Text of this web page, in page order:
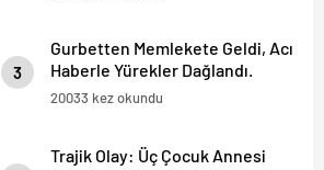
3
Gurbetten Memlekete Geldi, Acı
Haberle Yürekler Dağlandı.
20033 kez okundu
Trajik Olay: Üç Çocuk Annesi